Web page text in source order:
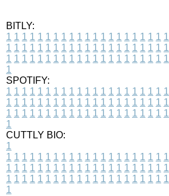
BITLY:
1 1 1 1 1 1 1 1 1 1 1 1 1 1 1 1 1 1 1 1 1
1 1 1 1 1 1 1 1 1 1 1 1 1 1 1 1 1 1 1 1 1
1 1 1 1 1 1 1 1 1 1 1 1 1 1 1 1 1 1 1 1 1
1
SPOTIFY:
1 1 1 1 1 1 1 1 1 1 1 1 1 1 1 1 1 1 1 1 1
1 1 1 1 1 1 1 1 1 1 1 1 1 1 1 1 1 1 1 1 1
1 1 1 1 1 1 1 1 1 1 1 1 1 1 1 1 1 1 1 1 1
1
CUTTLY BIO:
1
1 1 1 1 1 1 1 1 1 1 1 1 1 1 1 1 1 1 1 1 1
1 1 1 1 1 1 1 1 1 1 1 1 1 1 1 1 1 1 1 1 1
1 1 1 1 1 1 1 1 1 1 1 1 1 1 1 1 1 1 1 1 1
1